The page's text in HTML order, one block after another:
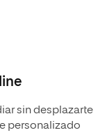
sin desplazarte
personalizado